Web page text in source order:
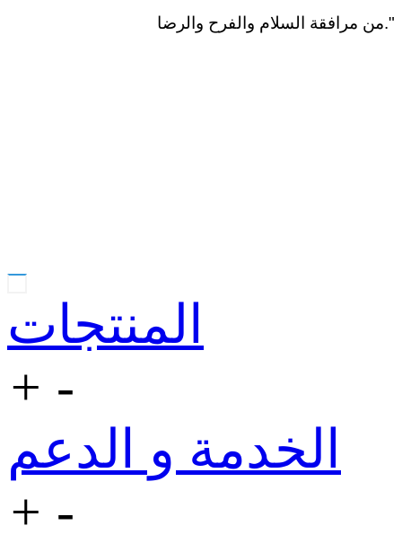
من مرافقة السلام والفرح والرضا."
المنتجات
+ -
الخدمة و الدعم
+ -